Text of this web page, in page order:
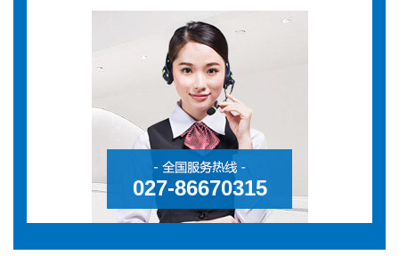
027-86670315